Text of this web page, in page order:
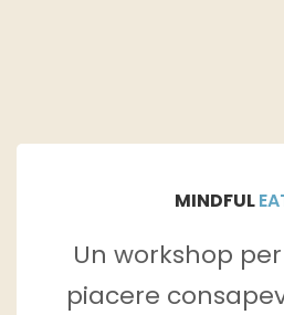
MINDFUL
Un workshop
piacere